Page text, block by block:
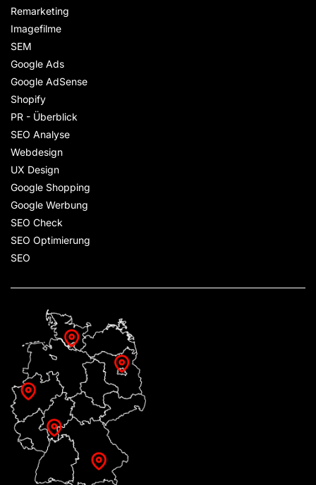
Remarketing
Imagefilme
SEM
Google Ads
Google AdSense
Shopify
PR - Überblick
SEO Analyse
Webdesign
UX Design
Google Shopping
Google Werbung
SEO Check
SEO Optimierung
SEO